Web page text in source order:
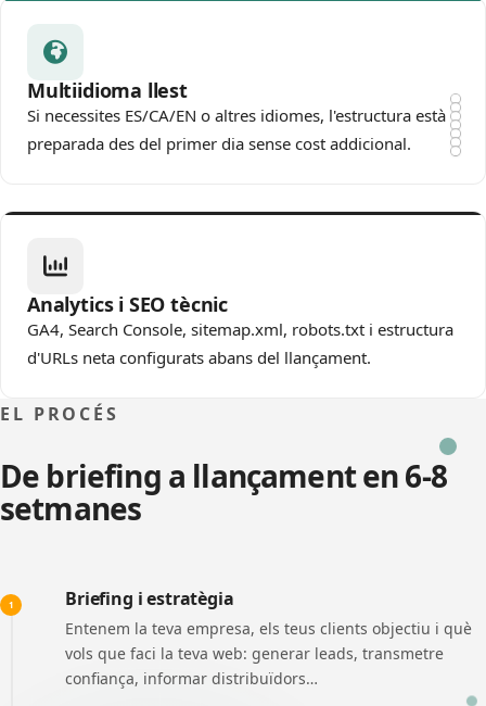
Multiidioma llest
Si necessites ES/CA/EN o altres idiomes, l'estructura està
preparada des del primer dia sense cost addicional.
Analytics i SEO tècnic
GA4, Search Console, sitemap.xml, robots.txt i estructura
d'URLs neta configurats abans del llançament.
EL PROCÉS
De briefing a llançament en 6-8
setmanes
1 Briefing i estratègia
Entenem la teva empresa, els teus clients objectiu i què
vols que faci la teva web: generar leads, transmetre
confiança, informar distribuïdors…